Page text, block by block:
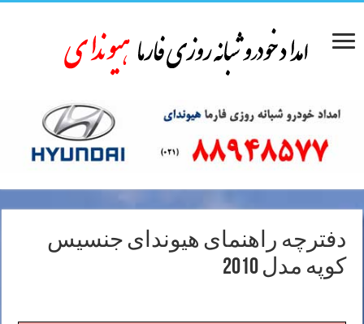
دفترچه راهنمای هیوندای جنسیس
کوپه مدل 2010